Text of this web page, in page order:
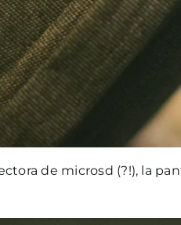
de microsd (?!), la